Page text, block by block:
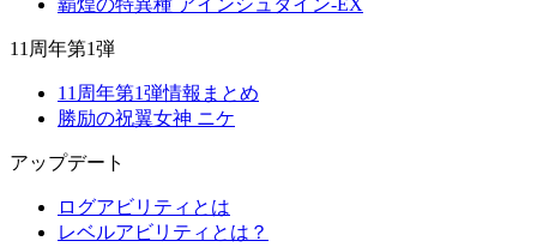
覇煌の特異種 アインシュタイン-EX
11周年第1弾
11周年第1弾情報まとめ
勝励の祝翼女神 ニケ
アップデート
ログアビリティとは
レベルアビリティとは？